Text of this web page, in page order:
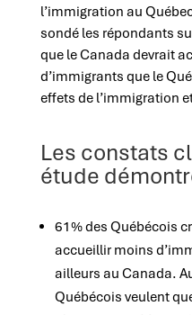
l’immigration au
sondé les répondants
que le Canada devrait
d’immigrants que le
effets de l’immigration
Les constats
étude
61% des Québécois
accueillir moins
ailleurs au Canada.
Québécois veulent